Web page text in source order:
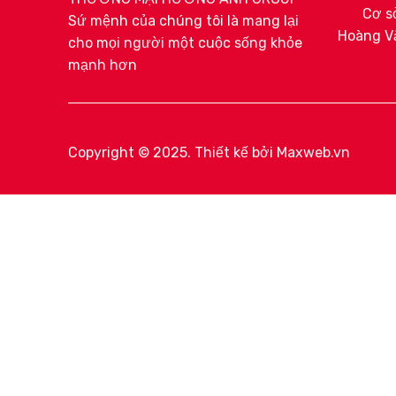
Sứ mệnh của chúng tôi là mang lại
cho mọi người một cuộc sống khỏe
mạnh hơn
Cơ
Hoàng
Copyright © 2025. Thiết kế bởi Maxweb.vn